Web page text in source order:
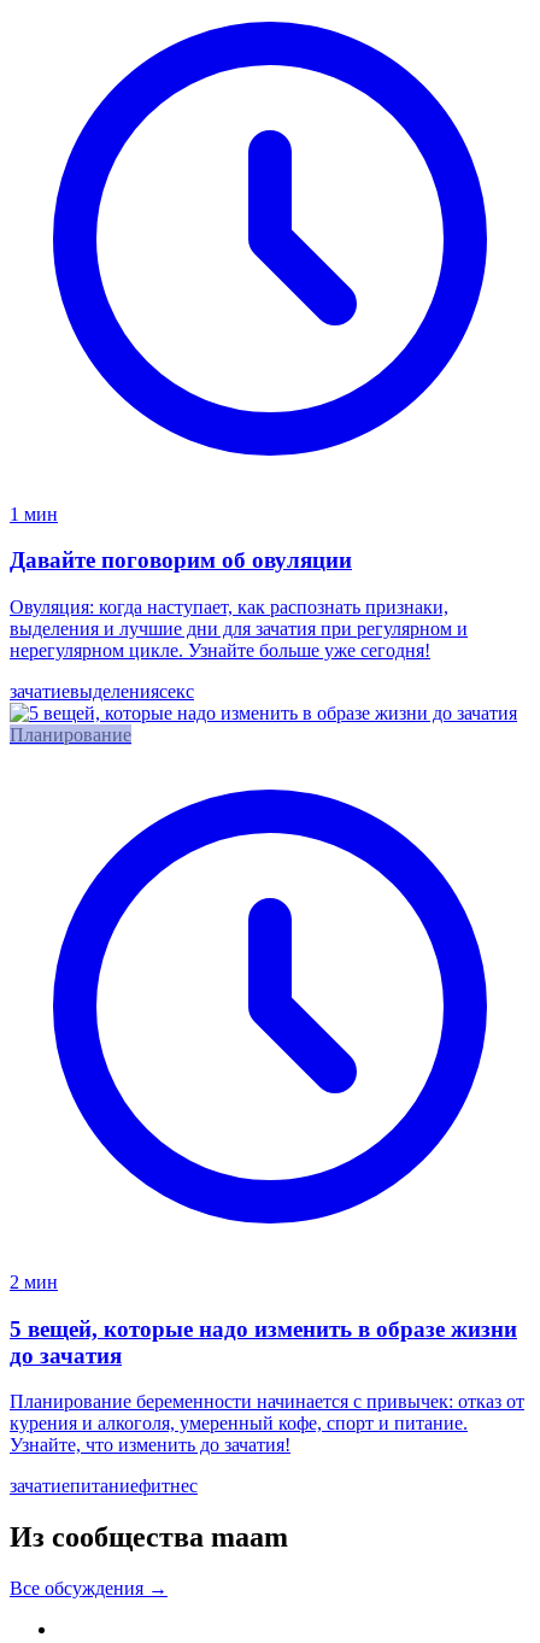
1 мин
Давайте поговорим об овуляции
Овуляция: когда наступает, как распознать признаки,
выделения и лучшие дни для зачатия при регулярном и
нерегулярном цикле. Узнайте больше уже сегодня!
зачатиевыделениясекс
Планирование
2 мин
5 вещей, которые надо изменить в образе жизни
до зачатия
Планирование беременности начинается с привычек: отказ от
курения и алкоголя, умеренный кофе, спорт и питание.
Узнайте, что изменить до зачатия!
зачатиепитаниефитнес
Из сообщества maam
Все обсуждения →